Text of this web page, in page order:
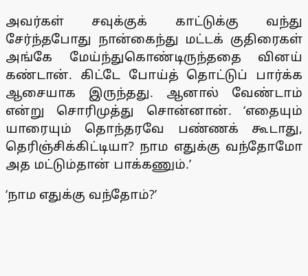
அவர்கள் சவுக்குக் காட்டுக்கு வந்து
சேர்ந்தபோது நான்கைந்து மட்டக் குதிரைகள்
அங்கே மேய்ந்துகொண்டிருந்ததை வினய்
கண்டான். கிட்டே போய்த் தொட்டுப் பார்க்க
ஆசையாக இருந்தது. ஆனால் வேண்டாம்
என்று சொரிமுத்து சொன்னான். ‘எதையும்
யாரையும் தொந்தரவே பண்ணக் கூடாது,
தெரிஞ்சிக்கிட்டியா? நாம எதுக்கு வந்தோமோ
அத மட்டும்தான் பாக்கணும்.’
‘நாம எதுக்கு வந்தோம்?’